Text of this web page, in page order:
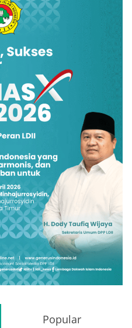
Popular